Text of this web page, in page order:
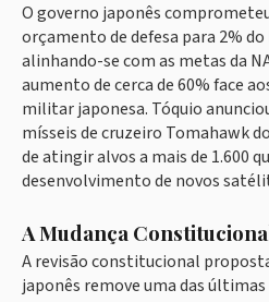
O governo japonês
orçamento de defesa para 2%
alinhando-se com as metas da
aumento de cerca de 60% face
militar japonesa. Tóquio
mísseis de cruzeiro Tomahawk
de atingir alvos a mais de 1.600
desenvolvimento de novos
A Mudança
A revisão constitucional
japonês remove uma das